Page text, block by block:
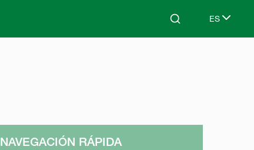
Search ES
Select
NAVEGACIÓN RÁPIDA